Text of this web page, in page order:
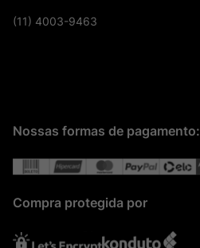
(11) 4003-9463
Nossas formas de pagamento:
Compra protegida por